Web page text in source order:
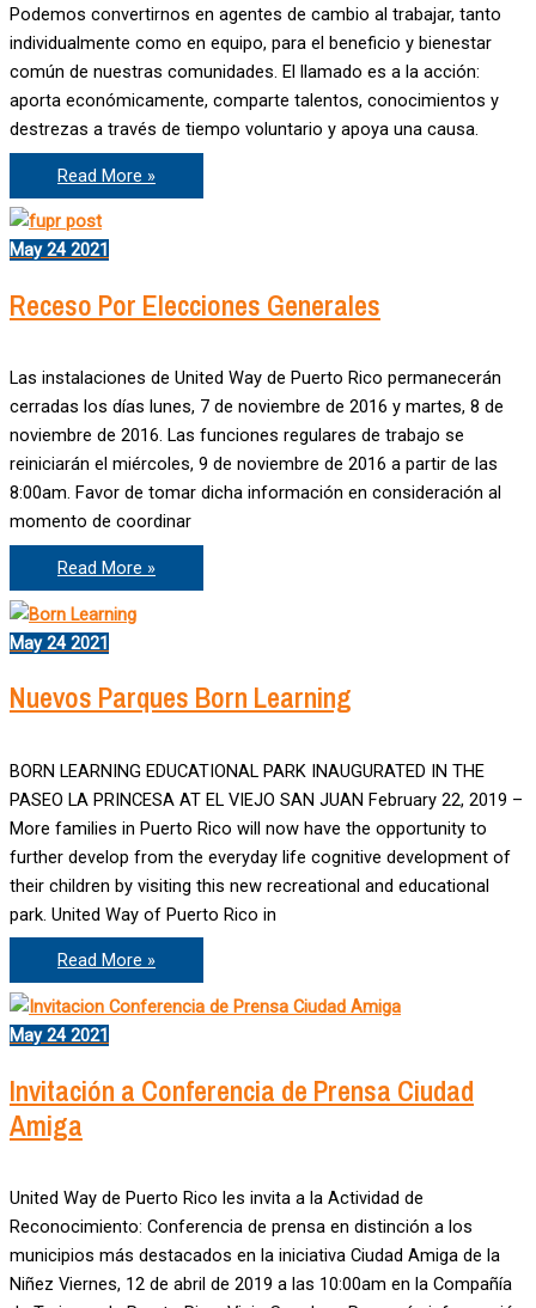
Podemos convertirnos en agentes de cambio al trabajar, tanto
individualmente como en equipo, para el beneficio y bienestar
común de nuestras comunidades. El llamado es a la acción:
aporta económicamente, comparte talentos, conocimientos y
destrezas a través de tiempo voluntario y apoya una causa.
¡Obtén
tu
camisa
VIVE
UNIDO
2019!
Read More »
May 24 2021
Receso Por Elecciones Generales
Las instalaciones de United Way de Puerto Rico permanecerán
cerradas los días lunes, 7 de noviembre de 2016 y martes, 8 de
noviembre de 2016. Las funciones regulares de trabajo se
reiniciarán el miércoles, 9 de noviembre de 2016 a partir de las
8:00am. Favor de tomar dicha información en consideración al
momento de coordinar
Receso
Por
Elecciones
Generales
Read More »
May 24 2021
Nuevos Parques Born Learning
BORN LEARNING EDUCATIONAL PARK INAUGURATED IN THE
PASEO LA PRINCESA AT EL VIEJO SAN JUAN February 22, 2019 –
More families in Puerto Rico will now have the opportunity to
further develop from the everyday life cognitive development of
their children by visiting this new recreational and educational
park. United Way of Puerto Rico in
Nuevos
Parques
Born
Learning
Read More »
May 24 2021
Invitación a Conferencia de Prensa Ciudad
Amiga
United Way de Puerto Rico les invita a la Actividad de
Reconocimiento: Conferencia de prensa en distinción a los
municipios más destacados en la iniciativa Ciudad Amiga de la
Niñez Viernes, 12 de abril de 2019 a las 10:00am en la Compañía